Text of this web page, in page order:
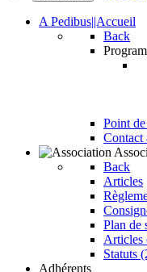
A Pedibus||Accueil
Back
Point
Contact
Back
Articles
Plan de
Articles
Statuts
Adhérents